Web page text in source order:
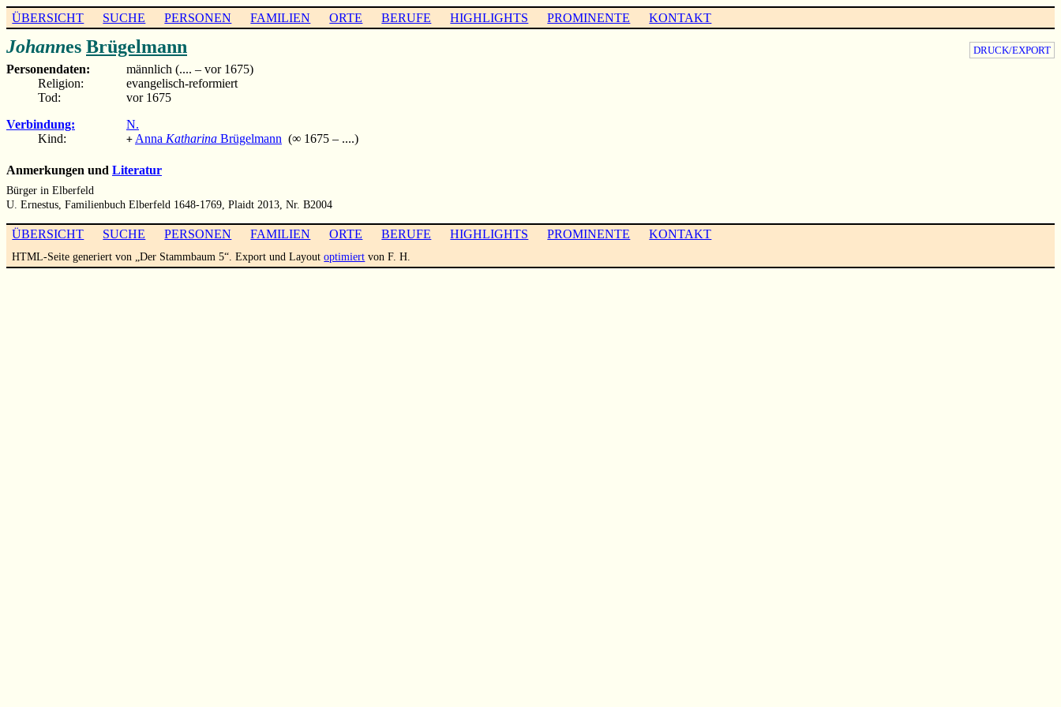
ÜBERSICHT SUCHE PERSONEN FAMILIEN ORTE BERUFE HIGHLIGHTS PROMINENTE KONTAKT
DRUCK/EXPORT
Johannes Brügelmann
Personendaten:
männlich (.... – vor 1675)
Religion:
evangelisch-reformiert
Tod:
vor 1675
Verbindung:
N.
Kind:
+ Anna Katharina Brügelmann (∞ 1675 – ....)
Anmerkungen und Literatur
Bürger in Elberfeld
U. Ernestus, Familienbuch Elberfeld 1648-1769, Plaidt 2013, Nr. B2004
ÜBERSICHT SUCHE PERSONEN FAMILIEN ORTE BERUFE HIGHLIGHTS PROMINENTE KONTAKT
HTML-Seite generiert von „Der Stammbaum 5“. Export und Layoutoptimiert von F. H.